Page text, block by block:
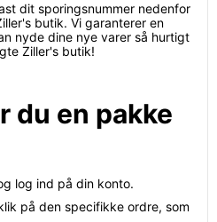
dit sporingsnummer nedenfor
butik. Vi garanterer en
nyde dine nye varer så hurtigt
Ziller's butik!
du en pakke
log ind på din konto.
på den specifikke ordre, som